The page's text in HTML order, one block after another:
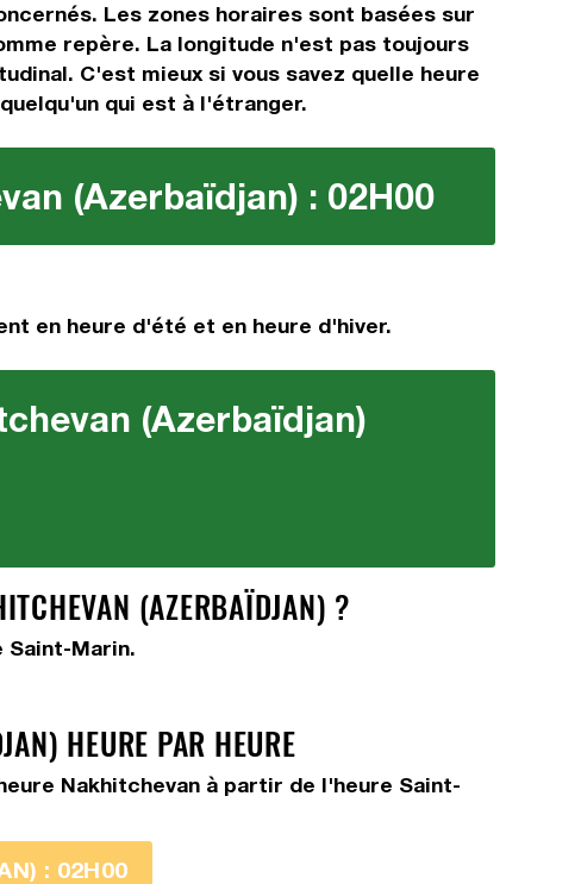
Les zones horaires sont basées sur
repère. La longitude n'est pas toujours
C'est mieux si vous savez quelle heure
qui est à l'étranger.
(Azerbaïdjan) : 02H00
en heure d'été et en heure d'hiver.
(Azerbaïdjan)
(AZERBAÏDJAN) ?
Saint-Marin.
HEURE PAR HEURE
Nakhitchevan à partir de l'heure Saint-
: 02H00